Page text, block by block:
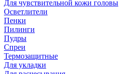
Для чувствительной кожи головы
Осветлители
Пенки
Пилинги
Пудры
Спреи
Термозащитные
Для укладки